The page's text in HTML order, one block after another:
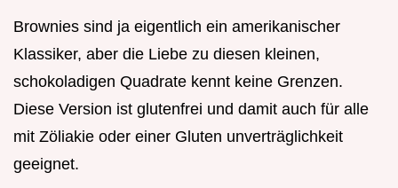
Brownies sind ja eigentlich ein amerikanischer
Klassiker, aber die Liebe zu diesen kleinen,
schokoladigen Quadrate kennt keine Grenzen.
Diese Version ist glutenfrei und damit auch für alle
mit Zöliakie oder einer Gluten unverträglichkeit
geeignet.